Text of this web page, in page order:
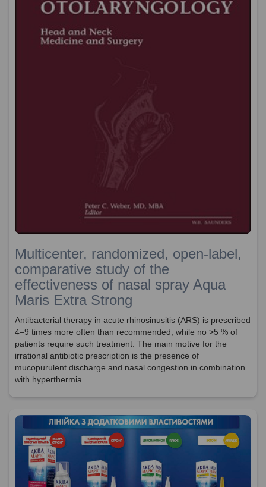
Multicenter, randomized, open-label,
comparative study of the
effectiveness of nasal spray Aqua
Maris Extra Strong
Antibacterial therapy in acute rhinosinusitis (ARS) is prescribed
4–9 times more often than recommended, while no >5 % of
patients require such treatment. The main motive for the
irrational antibiotic prescription is the presence of
mucopurulent discharge and nasal congestion in combination
with hyperthermia.